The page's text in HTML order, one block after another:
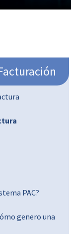
PAC?
genero una